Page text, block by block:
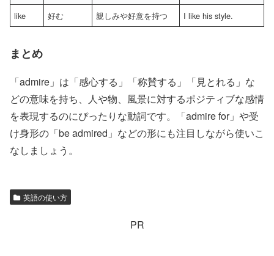
like
好む 親しみや好意を持つ I like his style.
まとめ
「admire」は「感心する」「称賛する」「見とれる」な
どの意味を持ち、人や物、風景に対するポジティブな感情
を表現するのにぴったりな動詞です。「admire for」や受
け身形の「be admired」などの形にも注目しながら使いこ
なしましょう。
英語の使い方
PR